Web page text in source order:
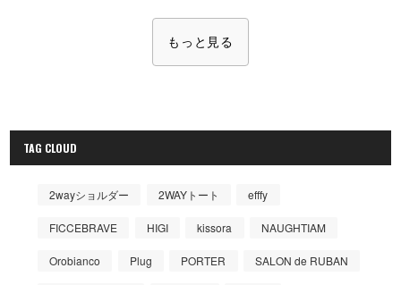
もっと見る
TAG CLOUD
2wayショルダー 2WAYトート efffy
FICCEBRAVE HIGI kissora NAUGHTIAM
Orobianco Plug PORTER SALON de RUBAN